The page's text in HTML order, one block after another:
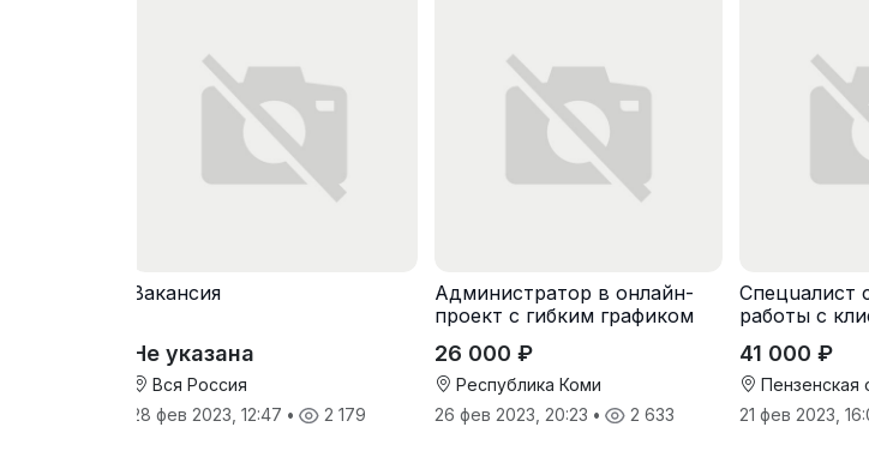
Вакансия
Не указана
Вся Россия
28 фев 2023, 12:47 • 2 179
Администратор в онлайн-
проект с гибким графиком
26 000 ₽
Республика Коми
26 фев 2023, 20:23 • 2 633
Спeцuалиcт
рaботы с
41 000 ₽
Пензенская
21 фев 2023,